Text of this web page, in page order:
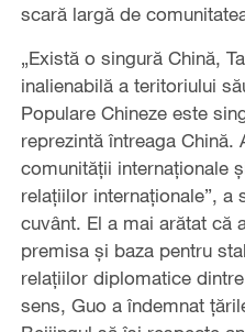
scară largă de
„Există o singură Chină,
inalienabilă a teritoriului
Populare Chineze este
reprezintă întreaga Chină.
comunității internaționale
relațiilor internaționale”, a
cuvânt. El a mai arătat că
premisa și baza pentru
relațiilor diplomatice
sens, Guo a îndemnat